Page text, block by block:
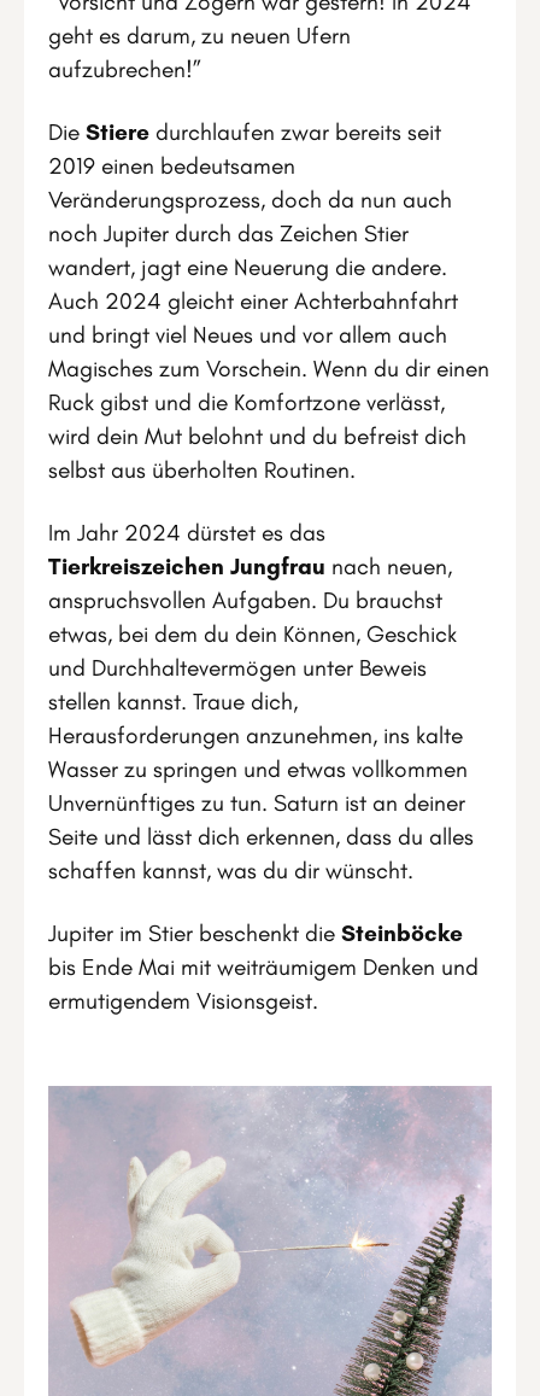
geht es darum, zu neuen Ufern
aufzubrechen!”
Die Stiere durchlaufen zwar bereits seit
2019 einen bedeutsamen
Veränderungsprozess, doch da nun auch
noch Jupiter durch das Zeichen Stier
wandert, jagt eine Neuerung die andere.
Auch 2024 gleicht einer Achterbahnfahrt
und bringt viel Neues und vor allem auch
Magisches zum Vorschein. Wenn du dir einen
Ruck gibst und die Komfortzone verlässt,
wird dein Mut belohnt und du befreist dich
selbst aus überholten Routinen.
Im Jahr 2024 dürstet es das
Tierkreiszeichen Jungfrau nach neuen,
anspruchsvollen Aufgaben. Du brauchst
etwas, bei dem du dein Können, Geschick
und Durchhaltevermögen unter Beweis
stellen kannst. Traue dich,
Herausforderungen anzunehmen, ins kalte
Wasser zu springen und etwas vollkommen
Unvernünftiges zu tun. Saturn ist an deiner
Seite und lässt dich erkennen, dass du alles
schaffen kannst, was du dir wünscht.
Jupiter im Stier beschenkt die Steinböcke
bis Ende Mai mit weiträumigem Denken und
ermutigendem Visionsgeist.